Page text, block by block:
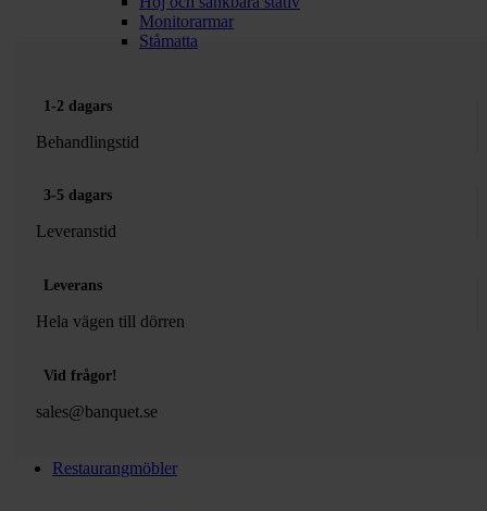
Monitorarmar
Ståmatta
1-2 dagars
Behandlingstid
3-5 dagars
Leveranstid
Leverans
Hela vägen till dörren
Vid frågor!
sales@banquet.se
Restaurangmöbler